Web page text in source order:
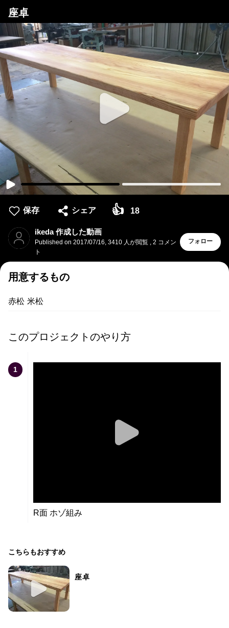
座卓
保存 シェア 👍 18
ikeda 作成した動画
Published on 2017/07/16 3410 人が閲覧 2 コメン
ト
フォロー
用意するもの
赤松 米松
このプロジェクトのやり方
1
R面 ホゾ組み
こちらもおすすめ
座卓